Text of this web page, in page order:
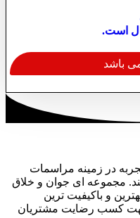
است.
باشد
در زمینه مراسمات
مجموعه ای جوان و خلاق
و باکیفیت ترین
کسب رضایت مشتریان